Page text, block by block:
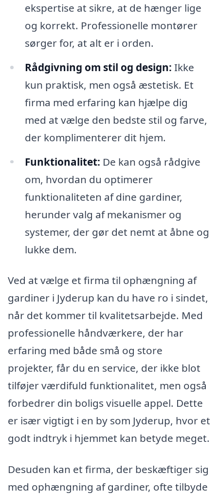
ekspertise at sikre, at de hænger lige
og korrekt. Professionelle montører
sørger for, at alt er i orden.
Rådgivning om stil og design: Ikke
kun praktisk, men også æstetisk. Et
firma med erfaring kan hjælpe dig
med at vælge den bedste stil og farve,
der komplimenterer dit hjem.
Funktionalitet: De kan også rådgive
om, hvordan du optimerer
funktionaliteten af dine gardiner,
herunder valg af mekanismer og
systemer, der gør det nemt at åbne og
lukke dem.
Ved at vælge et firma til ophængning af
gardiner i Jyderup kan du have ro i sindet,
når det kommer til kvalitetsarbejde. Med
professionelle håndværkere, der har
erfaring med både små og store
projekter, får du en service, der ikke blot
tilføjer værdifuld funktionalitet, men også
forbedrer din boligs visuelle appel. Dette
er især vigtigt i en by som Jyderup, hvor et
godt indtryk i hjemmet kan betyde meget.
Desuden kan et firma, der beskæftiger sig
med ophængning af gardiner, ofte tilbyde